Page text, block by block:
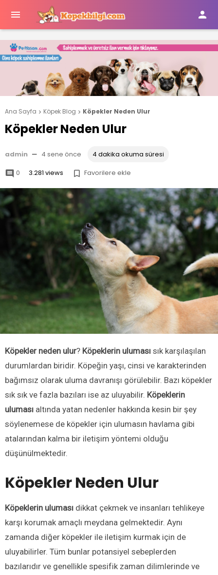
 
Ana Sayfa  Köpek Blog  Köpekler Neden Ulur
Köpekler Neden Ulur
admin — 4 sene önce 4 dakika okuma süresi
 0 3.281 views  Favorilere ekle
Köpekler neden ulur? Köpeklerin uluması sık karşılaşılan
durumlardan biridir. Köpeğin yaşı, cinsi ve karakterinden
bağımsız olarak uluma davranışı görülebilir. Bazı köpekler
sık sık ve fazla bazıları ise az uluyabilir. Köpeklerin
uluması altında yatan nedenler hakkında kesin bir şey
söylenemese de köpekler için ulumasın havlama gibi
atalarından kalma bir iletişim yöntemi olduğu
düşünülmektedir.
Köpekler Neden Ulur
Köpeklerin uluması dikkat çekmek ve insanları tehlikeye
karşı korumak amaçlı meydana gelmektedir. Aynı
zamanda diğer köpekler ile iletişim kurmak için de
uluyabilirler. Tüm bunlar potansiyel sebeplerden
bazılarıdır ve genellikle spesifik zaman dilimlerinde ve